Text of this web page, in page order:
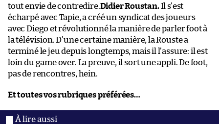
tout envie de contredire.Didier Roustan.Il s’est
écharpé avec Tapie, a créé un syndicat des joueurs
avec Diego et révolutionné la manière de parler foot à
la télévision. D’une certaine manière, la Rouste a
terminé le jeu depuis longtemps, mais il l’assure: il est
loin du game over. La preuve, il sort une appli. De foot,
pas de rencontres, hein.
Et toutes vos rubriques préférées…